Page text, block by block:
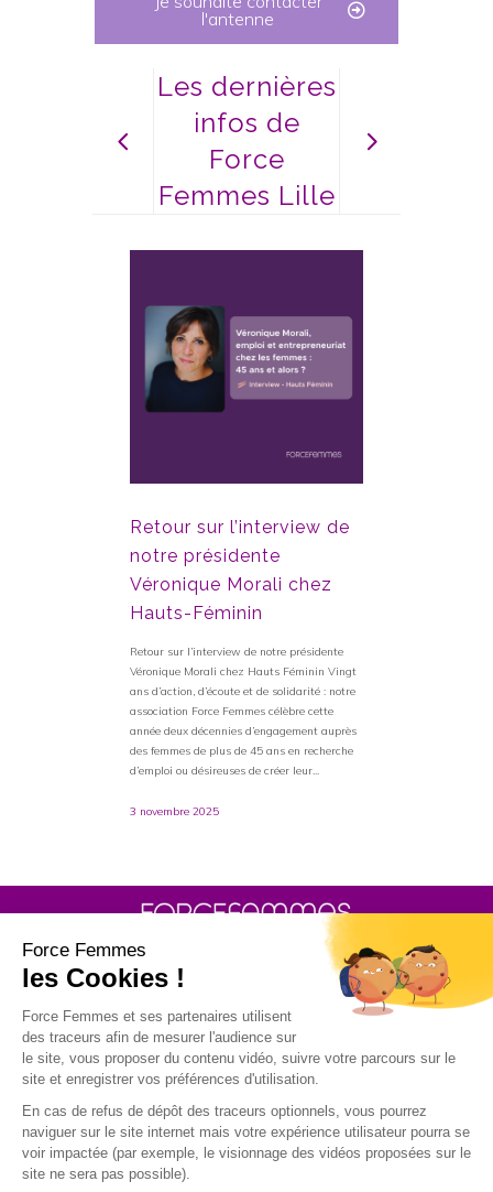
l'antenne
Les dernières
infos de
Force
Femmes Lille
Retour sur l’interview de
notre présidente
Véronique Morali chez
Hauts-Féminin
Retour sur l’interview de notre présidente
Véronique Morali chez Hauts Féminin Vingt
ans d’action, d’écoute et de solidarité : notre
association Force Femmes célèbre cette
année deux décennies d’engagement auprès
des femmes de plus de 45 ans en recherche
d’emploi ou désireuses de créer leur...
3 novembre 2025
30 rue Baron - 75017 PARIS